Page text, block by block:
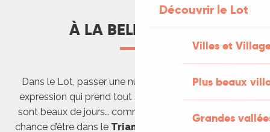
Découvrir le Lot
Villes et
Plus beaux
Grandes
À LA BELLE ÉTOILE
Dans le Lot, passer une nuit à la belle étoile est une
expression qui prend tout son sens ! Les ciels du Lot
sont beaux de jours… comme de nuit ! Si vous avez la
chance d’être dans le Triangle noir du Quercy